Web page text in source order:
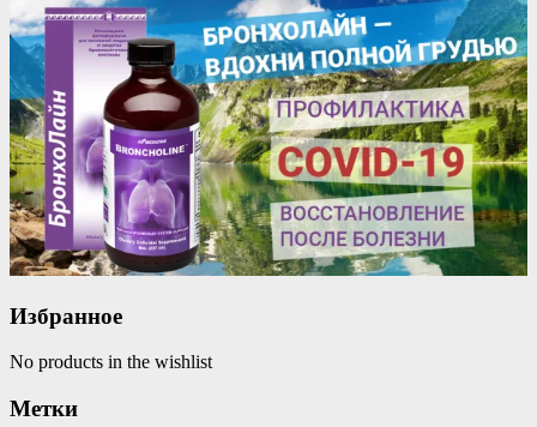
Избранное
No products in the wishlist
Метки